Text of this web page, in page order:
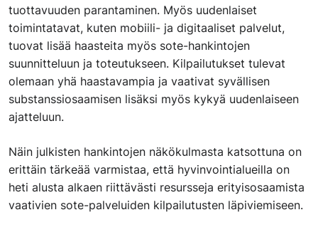
tuottavuuden parantaminen. Myös uudenlaiset
toimintatavat, kuten mobiili- ja digitaaliset palvelut,
tuovat lisää haasteita myös sote-hankintojen
suunnitteluun ja toteutukseen. Kilpailutukset tulevat
olemaan yhä haastavampia ja vaativat syvällisen
substanssiosaamisen lisäksi myös kykyä uudenlaiseen
ajatteluun.
Näin julkisten hankintojen näkökulmasta katsottuna on
erittäin tärkeää varmistaa, että hyvinvointialueilla on
heti alusta alkaen riittävästi resursseja erityisosaamista
vaativien sote-palveluiden kilpailutusten läpiviemiseen.